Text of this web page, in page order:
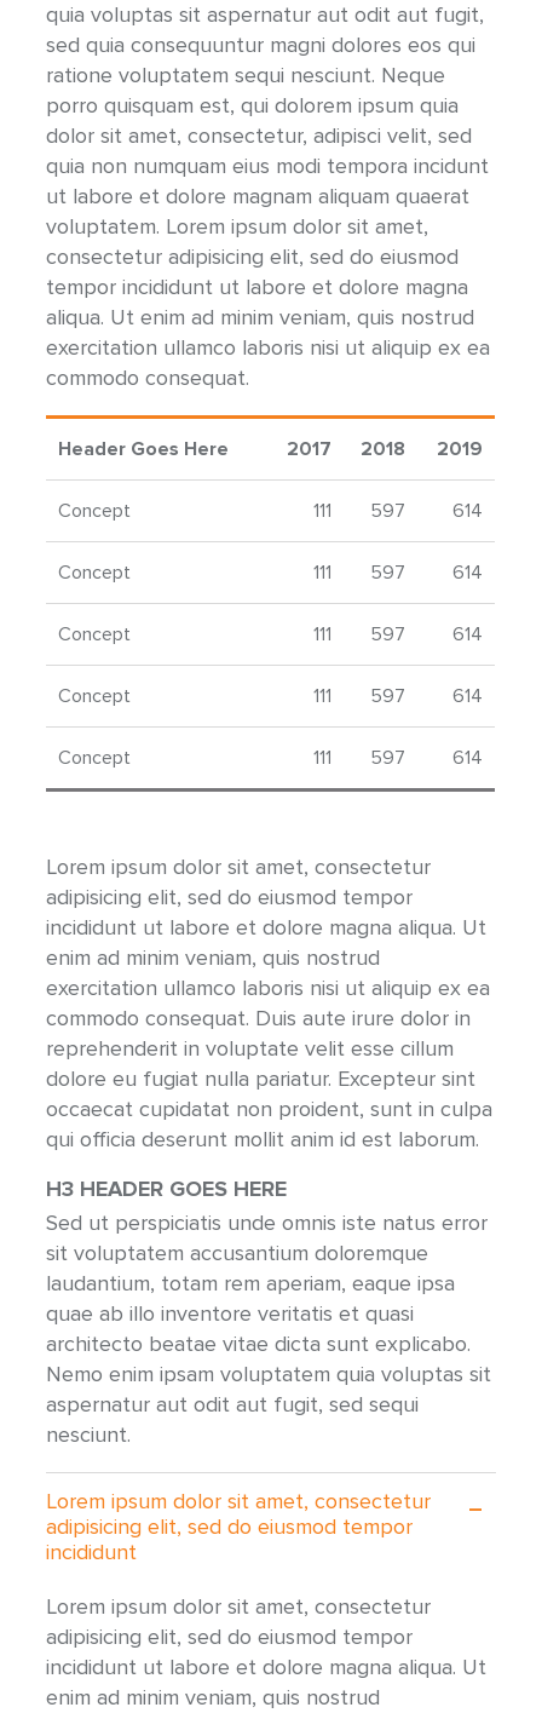
quia voluptas sit aspernatur aut odit aut fugit,
sed quia consequuntur magni dolores eos qui
ratione voluptatem sequi nesciunt. Neque
porro quisquam est, qui dolorem ipsum quia
dolor sit amet, consectetur, adipisci velit, sed
quia non numquam eius modi tempora incidunt
ut labore et dolore magnam aliquam quaerat
voluptatem. Lorem ipsum dolor sit amet,
consectetur adipisicing elit, sed do eiusmod
tempor incididunt ut labore et dolore magna
aliqua. Ut enim ad minim veniam, quis nostrud
exercitation ullamco laboris nisi ut aliquip ex ea
commodo consequat.
Header Goes Here 2017 2018 2019
Concept 111 597 614
Concept 111 597 614
Concept 111 597 614
Concept 111 597 614
Concept 111 597 614
Lorem ipsum dolor sit amet, consectetur
adipisicing elit, sed do eiusmod tempor
incididunt ut labore et dolore magna aliqua. Ut
enim ad minim veniam, quis nostrud
exercitation ullamco laboris nisi ut aliquip ex ea
commodo consequat. Duis aute irure dolor in
reprehenderit in voluptate velit esse cillum
dolore eu fugiat nulla pariatur. Excepteur sint
occaecat cupidatat non proident, sunt in culpa
qui officia deserunt mollit anim id est laborum.
H3 HEADER GOES HERE
Sed ut perspiciatis unde omnis iste natus error
sit voluptatem accusantium doloremque
laudantium, totam rem aperiam, eaque ipsa
quae ab illo inventore veritatis et quasi
architecto beatae vitae dicta sunt explicabo.
Nemo enim ipsam voluptatem quia voluptas sit
aspernatur aut odit aut fugit, sed sequi
nesciunt.
Lorem ipsum dolor sit amet, consectetur
adipisicing elit, sed do eiusmod tempor
incididunt
Lorem ipsum dolor sit amet, consectetur
adipisicing elit, sed do eiusmod tempor
incididunt ut labore et dolore magna aliqua. Ut
enim ad minim veniam, quis nostrud